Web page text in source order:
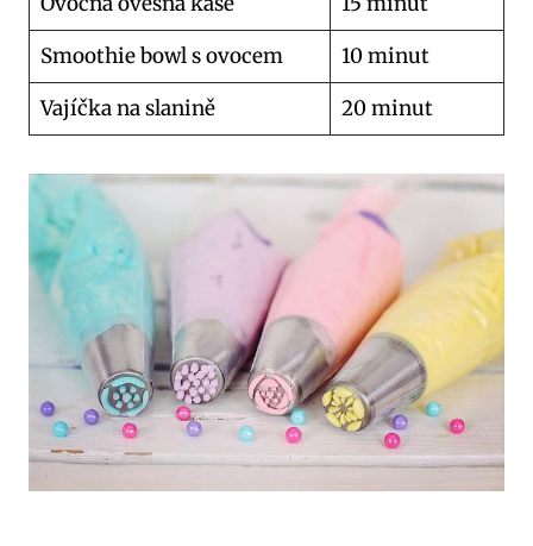
Smoothie bowl s ovocem
10 minut
Vajíčka na slanině
20 minut